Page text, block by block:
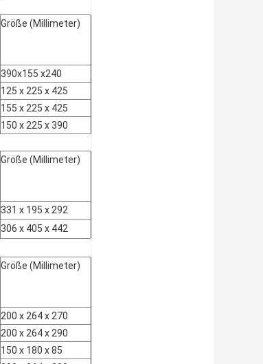
Größe (Millimeter)
390x155 x240
125 x 225 x 425
155 x 225 x 425
150 x 225 x 390
Größe (Millimeter)
331 x 195 x 292
306 x 405 x 442
Größe (Millimeter)
200 x 264 x 270
200 x 264 x 290
150 x 180 x 85